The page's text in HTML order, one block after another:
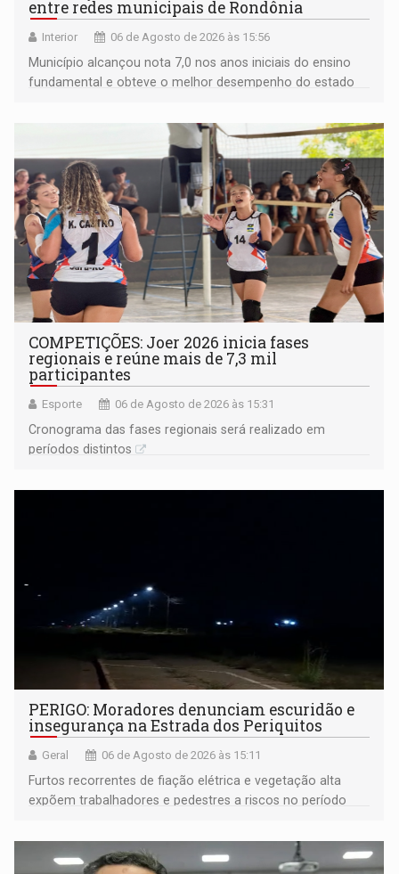
entre redes municipais de Rondônia
Interior 06 de Agosto de 2026 às 15:56
Município alcançou nota 7,0 nos anos iniciais do ensino
fundamental e obteve o melhor desempenho do estado
COMPETIÇÕES: Joer 2026 inicia fases
regionais e reúne mais de 7,3 mil
participantes
Esporte 06 de Agosto de 2026 às 15:31
Cronograma das fases regionais será realizado em
períodos distintos
PERIGO: Moradores denunciam escuridão e
insegurança na Estrada dos Periquitos
Geral 06 de Agosto de 2026 às 15:11
Furtos recorrentes de fiação elétrica e vegetação alta
expõem trabalhadores e pedestres a riscos no período